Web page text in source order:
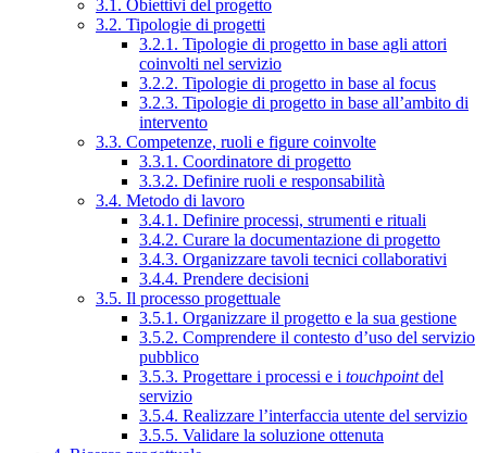
3.1. Obiettivi del progetto
3.2. Tipologie di progetti
3.2.1. Tipologie di progetto in base agli attori
coinvolti nel servizio
3.2.2. Tipologie di progetto in base al focus
3.2.3. Tipologie di progetto in base all’ambito di
intervento
3.3. Competenze, ruoli e figure coinvolte
3.3.1. Coordinatore di progetto
3.3.2. Definire ruoli e responsabilità
3.4. Metodo di lavoro
3.4.1. Definire processi, strumenti e rituali
3.4.2. Curare la documentazione di progetto
3.4.3. Organizzare tavoli tecnici collaborativi
3.4.4. Prendere decisioni
3.5. Il processo progettuale
3.5.1. Organizzare il progetto e la sua gestione
3.5.2. Comprendere il contesto d’uso del servizio
pubblico
3.5.3. Progettare i processi e i touchpointdel
servizio
3.5.4. Realizzare l’interfaccia utente del servizio
3.5.5. Validare la soluzione ottenuta